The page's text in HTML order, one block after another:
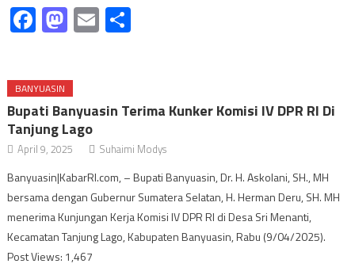
Facebook
Mastodon
Email
BANYUASIN
Bupati Banyuasin Terima Kunker Komisi IV DPR RI Di
Tanjung Lago
April 9, 2025 Suhaimi Modys
Banyuasin|KabarRI.com, – Bupati Banyuasin, Dr. H. Askolani, SH., MH
bersama dengan Gubernur Sumatera Selatan, H. Herman Deru, SH. MH
menerima Kunjungan Kerja Komisi IV DPR RI di Desa Sri Menanti,
Kecamatan Tanjung Lago, Kabupaten Banyuasin, Rabu (9/04/2025).
Post Views: 1,467